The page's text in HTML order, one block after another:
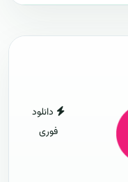
دانلود
فوری